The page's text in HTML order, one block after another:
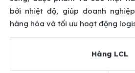
bởi nhiệt độ, giúp doanh
hàng hóa và tối ưu hoạt động
Hàng LCL